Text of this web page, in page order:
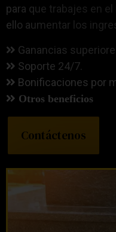
para que trabajes en
ello aumentar los
Ganancias
Soporte 24/7.
Bonificaciones por
Otros beneficios
Contáctenos